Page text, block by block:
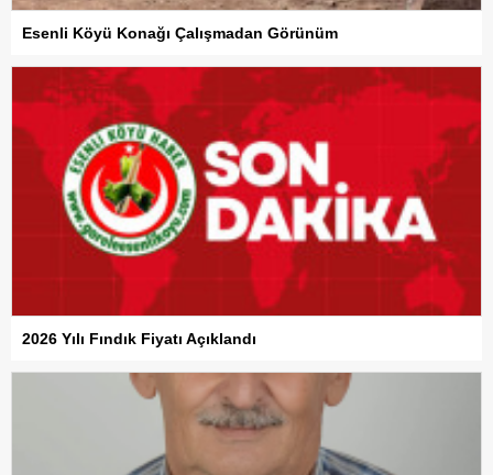
Esenli Köyü Konağı Çalışmadan Görünüm
2026 Yılı Fındık Fiyatı Açıklandı